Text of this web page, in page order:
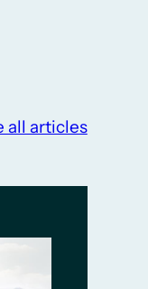
all articles